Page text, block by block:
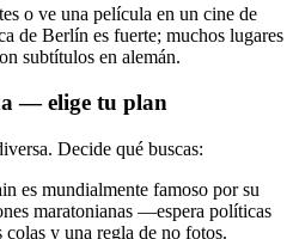
o ve una película en un cine de
de Berlín es fuerte; muchos lugares
subtítulos en alemán.
— elige tu plan
Decide qué buscas:
es mundialmente famoso por su
maratonianas —espera políticas
colas y una regla de no fotos.